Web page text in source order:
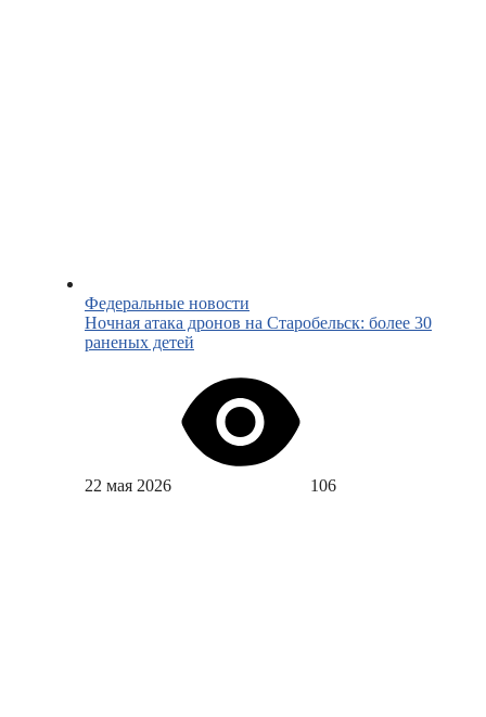
Федеральные новости
Ночная атака дронов на Старобельск: более 30
раненых детей
22 мая 2026 106